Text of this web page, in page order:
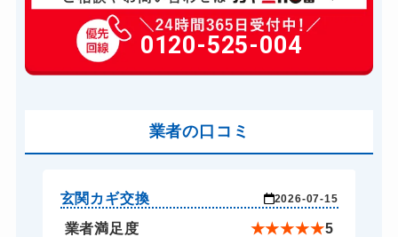
6,600円～(税込)
玄関カギ作成 14,300円～(税込)
玄関カギ交換 14,300円～(税込)
バイクカギ開け
スーツケースカギ開け 8,800円～(税込)
スーツケースカギ作成 8,800円～(税込)
0120-525-004
業者の口コミ
玄関カギ交換 2026-07-15
業者満足度 ★★★★★5